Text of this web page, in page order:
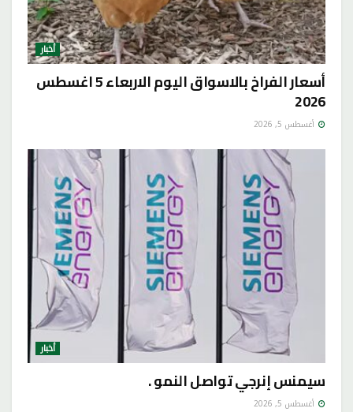
أخبار
أسعار الفراخ بالاسواق اليوم الاربعاء 5 اغسطس
2026
أغسطس 5, 2026
أخبار
سيمنس إنرجي تواصل النمو .
أغسطس 5, 2026